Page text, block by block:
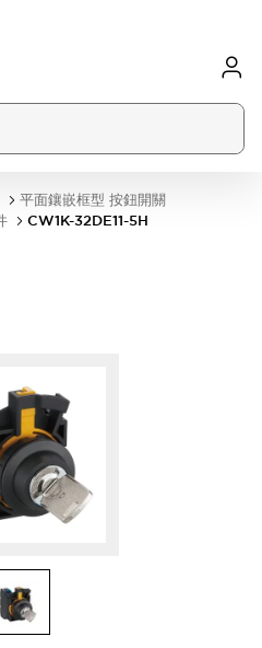
平面鑲嵌框型 按鈕開關
CW1K-32DE11-5H